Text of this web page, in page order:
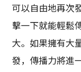
可以自由地再次
擊一下就能輕鬆
大。如果擁有大
發，傳播力將進